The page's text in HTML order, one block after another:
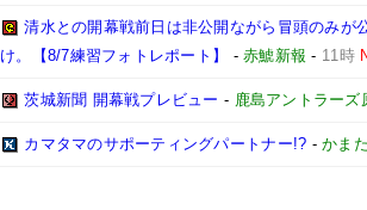
清水との開幕戦前日は非公開ながら冒頭のみが
け。【8/7練習フォトレポート】
-赤鯱新報 - 11時
茨城新聞 開幕戦プレビュー - 鹿島アントラーズ
カマタマのサポーティングパートナー!? -かま